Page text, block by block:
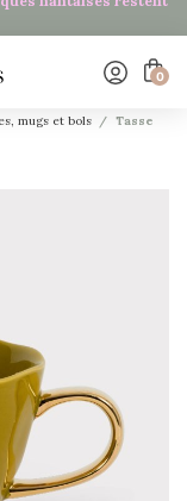
 0
mugs et bols
Tasse